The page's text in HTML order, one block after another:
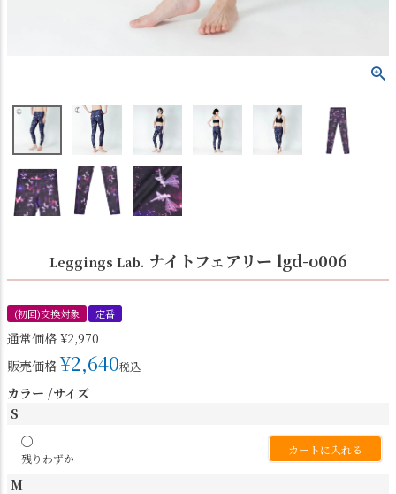
Leggings Lab. ナイトフェアリー lgd-o006
(初回)交換対象 定番
通常価格 ¥2,970
販売価格 ¥2,640税込
カラー サイズ
S
〇
残りわずか
カートに入れる
M